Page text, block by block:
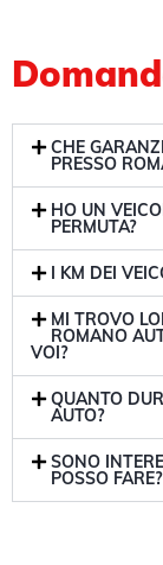
CHE
PRESSO
HO UN
PERMUTA?
I KM DEI
MI TROVO
ROMANO
VOI?
QUANTO
AUTO?
SONO
POSSO FARE?